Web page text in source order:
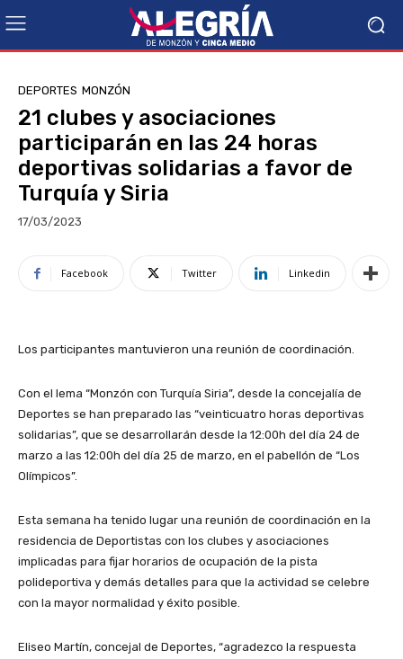
DEPORTES MONZÓN
21 clubes y asociaciones
participarán en las 24 horas
deportivas solidarias a favor de
Turquía y Siria
17/03/2023
Facebook Twitter Linkedin
Los participantes mantuvieron una reunión de coordinación.
Con el lema “Monzón con Turquía Siria”, desde la concejalía de
Deportes se han preparado las “veinticuatro horas deportivas
solidarias”, que se desarrollarán desde la 12:00h del día 24 de
marzo a las 12:00h del día 25 de marzo, en el pabellón de “Los
Olímpicos”.
Esta semana ha tenido lugar una reunión de coordinación en la
residencia de Deportistas con los clubes y asociaciones
implicadas para fijar horarios de ocupación de la pista
polideportiva y demás detalles para que la actividad se celebre
con la mayor normalidad y éxito posible.
Eliseo Martín, concejal de Deportes, “agradezco la respuesta